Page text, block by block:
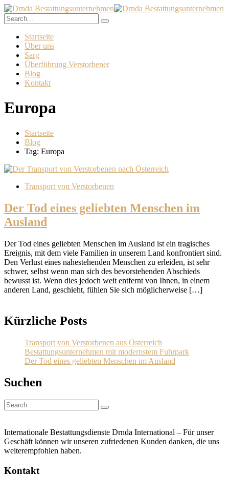
Startseite
Über uns
Sarg
Überführung Verstorbener
Blog
Kontakt
Europa
Startseite
Blog
Tag: Europa
Transport von Verstorbenen
Der Tod eines geliebten Menschen im
Ausland
Der Tod eines geliebten Menschen im Ausland ist ein tragisches
Ereignis, mit dem viele Familien in unserem Land konfrontiert sind.
Den Verlust eines nahestehenden Menschen zu erleiden, ist sehr
schwer, selbst wenn man sich des bevorstehenden Abschieds
bewusst ist. Wenn dies jedoch weit entfernt von Ihnen, in einem
anderen Land, geschieht, fühlen Sie sich möglicherweise […]
Kürzliche Posts
Transport von Verstorbenen aus Österreich
Bestattungsunternehmen mit modernstem Fuhrpark
Der Tod eines geliebten Menschen im Ausland
Suchen
Internationale Bestattungsdienste Drnda International – Für unser
Geschäft können wir unseren zufriedenen Kunden danken, die uns
weiterempfohlen haben.
Kontakt